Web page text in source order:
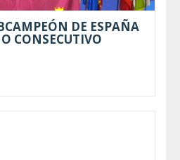
DE ESPAÑA
CONSECUTIVO